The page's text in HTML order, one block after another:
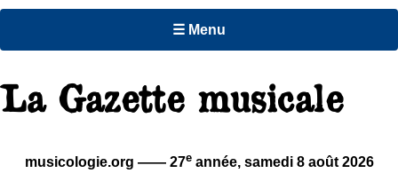
☰ Menu
La Gazette musicale
musicologie.org —— 27eannée, samedi 8 août 2026